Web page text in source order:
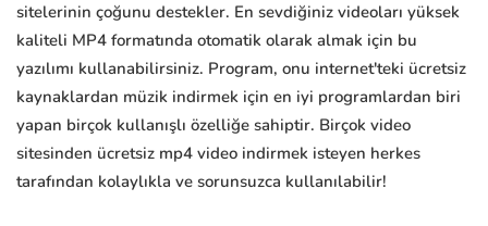
sitelerinin çoğunu destekler. En sevdiğiniz videoları yüksek
kaliteli MP4 formatında otomatik olarak almak için bu
yazılımı kullanabilirsiniz. Program, onu internet'teki ücretsiz
kaynaklardan müzik indirmek için en iyi programlardan biri
yapan birçok kullanışlı özelliğe sahiptir. Birçok video
sitesinden ücretsiz mp4 video indirmek isteyen herkes
tarafından kolaylıkla ve sorunsuzca kullanılabilir!